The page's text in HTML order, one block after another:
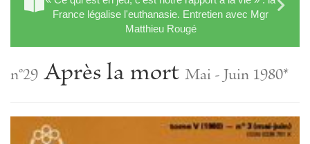
France légalise l'euthanasie. Entretien avec Mgr
Matthieu Rougé
n°29 Après la mort Mai - Juin 1980*